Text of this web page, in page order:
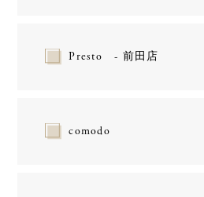
Presto - 前田店
comodo